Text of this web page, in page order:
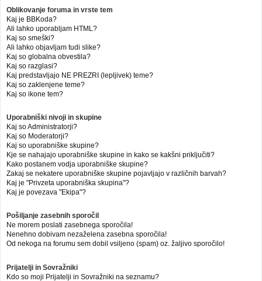
Oblikovanje foruma in vrste tem
Kaj je BBKoda?
Ali lahko uporabljam HTML?
Kaj so smeški?
Ali lahko objavljam tudi slike?
Kaj so globalna obvestila?
Kaj so razglasi?
Kaj predstavljajo NE PREZRI (lepljivek) teme?
Kaj so zaklenjene teme?
Kaj so ikone tem?
Uporabniški nivoji in skupine
Kaj so Administratorji?
Kaj so Moderatorji?
Kaj so uporabniške skupine?
Kje se nahajajo uporabniške skupine in kako se kakšni priključiti?
Kako postanem vodja uporabniške skupine?
Zakaj se nekatere uporabniške skupine pojavljajo v različnih barvah?
Kaj je "Privzeta uporabniška skupina"?
Kaj je povezava "Ekipa"?
Pošiljanje zasebnih sporočil
Ne morem poslati zasebnega sporočila!
Nenehno dobivam nezaželena zasebna sporočila!
Od nekoga na forumu sem dobil vsiljeno (spam) oz. žaljivo sporočilo!
Prijatelji in Sovražniki
Kdo so moji Prijatelji in Sovražniki na seznamu?